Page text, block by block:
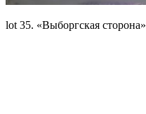
lot 35. «Выборгская сторона»